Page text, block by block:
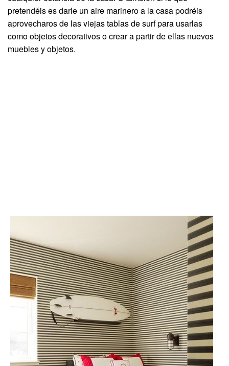
pretendéis es darle un aire marinero a la casa podréis
aprovecharos de las viejas tablas de surf para usarlas
como objetos decorativos o crear a partir de ellas nuevos
muebles y objetos.